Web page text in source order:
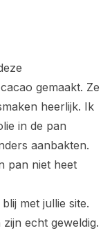
gemaakt. Ze
heerlijk. Ik
in de pan
aanbakten.
pan niet heet
met jullie site.
echt geweldig.